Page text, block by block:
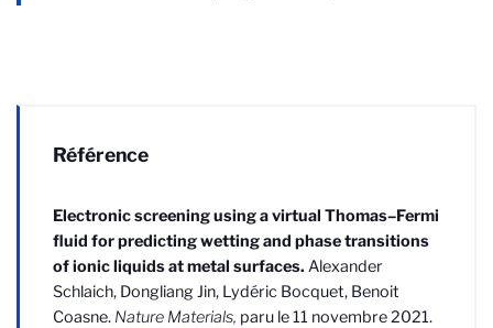
Référence
Electronic screening using a virtual Thomas–Fermi
fluid for predicting wetting and phase transitions
of ionic liquids at metal surfaces. Alexander
Schlaich, Dongliang Jin, Lydéric Bocquet, Benoit
Coasne. Nature Materials, paru le 11 novembre 2021.